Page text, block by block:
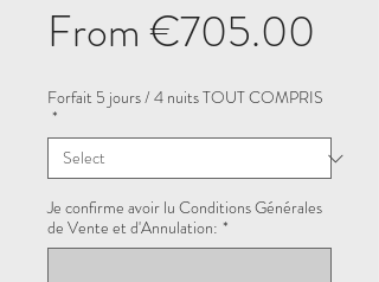
From€705.00
Price
Forfait 5 jours / 4 nuits TOUT COMPRIS
*
Je confirme avoir lu Conditions Générales
de Vente et d'Annulation: *